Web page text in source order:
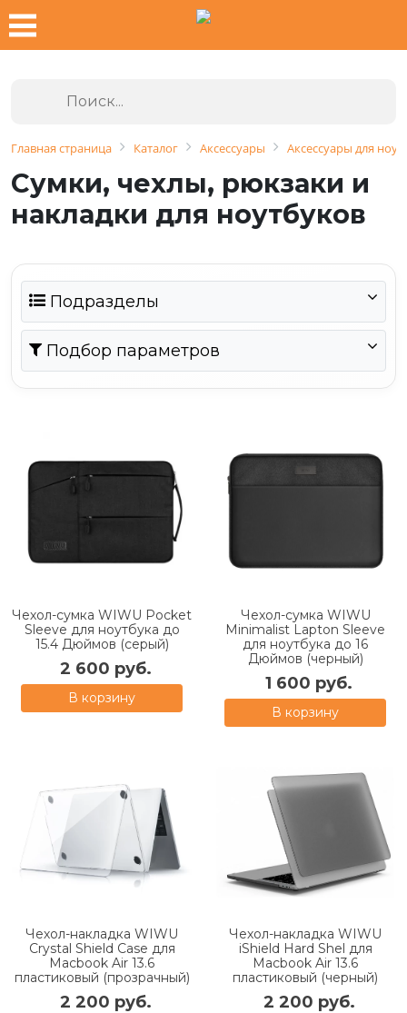
Главная страница Каталог Аксессуары Аксессуары для
Сумки, чехлы, рюкзаки и
накладки для ноутбуков
Подразделы
Подбор параметров
Чехол-сумка WIWU Pocket
Sleeve для ноутбука до
15.4 Дюймов (серый)
2 600 руб.
В корзину
Чехол-сумка WIWU
Minimalist Lapton Sleeve
для ноутбука до 16
Дюймов (черный)
1 600 руб.
В корзину
Чехол-накладка WIWU
Crystal Shield Case для
Macbook Air 13.6
пластиковый (прозрачный)
2 200 руб.
Чехол-накладка WIWU
iShield Hard Shel для
Macbook Air 13.6
пластиковый (черный)
2 200 руб.